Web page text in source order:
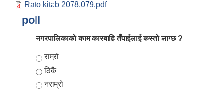
Rato kitab 2078.079.pdf
poll
नगरपालिकाको काम कारबाहि तँपाईलाई कस्तो लाग्छ ?
Choices
राम्रो
ठिकै
नराम्रो